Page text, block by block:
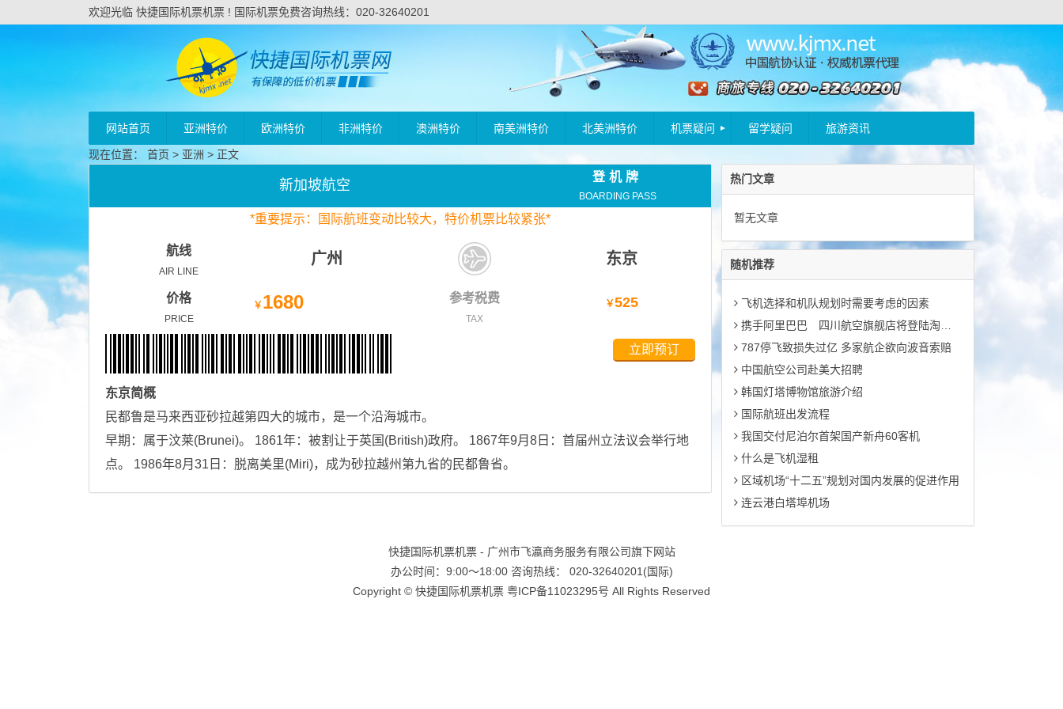
欢迎光临 快捷国际机票机票 ! 国际机票免费咨询热线：020-32640201
网站首页 亚洲特价 欧洲特价 非洲特价 澳洲特价 南美洲特价 北美洲特价 机票疑问 留学疑问 旅游资讯
现在位置： 首页 > 亚洲 > 正文
新加坡航空
登机牌
BOARDING PASS
*重要提示：国际航班变动比较大，特价机票比较紧张*
航线
AIR LINE
广州 东京
价格
PRICE
￥ 1680 参考税费
TAX
￥525
立即预订
东京简概
民都鲁是马来西亚砂拉越第四大的城市，是一个沿海城市。
早期：属于汶莱(Brunei)。 1861年：被割让于英国(British)政府。 1867年9月8日：首届州立法议会举行地
点。 1986年8月31日：脱离美里(Miri)，成为砂拉越州第九省的民都鲁省。
热门文章
暂无文章
随机推荐
飞机选择和机队规划时需要考虑的因素
携手阿里巴巴 四川航空旗舰店将登陆淘宝网
787停飞致损失过亿 多家航企欲向波音索赔
中国航空公司赴美大招聘
韩国灯塔博物馆旅游介绍
国际航班出发流程
我国交付尼泊尔首架国产新舟60客机
什么是飞机湿租
区域机场“十二五”规划对国内发展的促进作用
连云港白塔埠机场
快捷国际机票机票 - 广州市飞瀛商务服务有限公司旗下网站
办公时间：9:00～18:00 咨询热线： 020-32640201(国际)
Copyright © 快捷国际机票机票 粤ICP备11023295号 All Rights Reserved